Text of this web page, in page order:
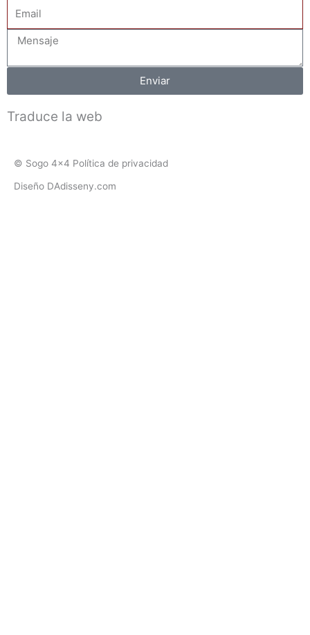
Mensaje
Enviar
Traduce la web
© Sogo 4x4 Política de privacidad
Diseño DAdisseny.com